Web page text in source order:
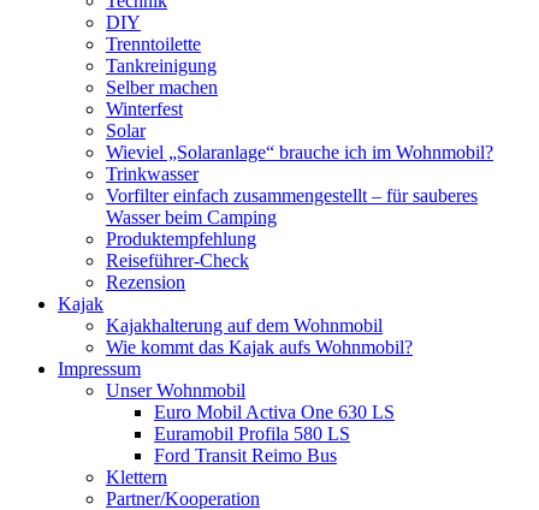
DIY
Trenntoilette
Tankreinigung
Selber machen
Winterfest
Solar
Wieviel „Solaranlage“ brauche ich im Wohnmobil?
Trinkwasser
Vorfilter einfach zusammengestellt – für sauberes
Wasser beim Camping
Produktempfehlung
Reiseführer-Check
Rezension
Kajak
Kajakhalterung auf dem Wohnmobil
Wie kommt das Kajak aufs Wohnmobil?
Impressum
Unser Wohnmobil
Euro Mobil Activa One 630 LS
Euramobil Profila 580 LS
Ford Transit Reimo Bus
Klettern
Partner/Kooperation